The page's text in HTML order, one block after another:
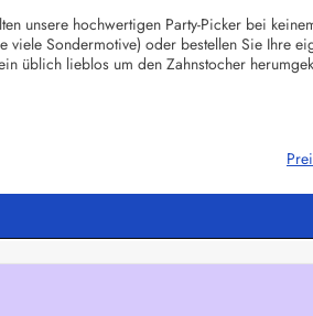
unsere hochwertigen Party-Picker bei
viele Sondermotive) oder bestellen Sie Ihre
üblich lieblos um den Zahnstocher
in reiner Handarbeit hergestellt
Picker eingesetzt